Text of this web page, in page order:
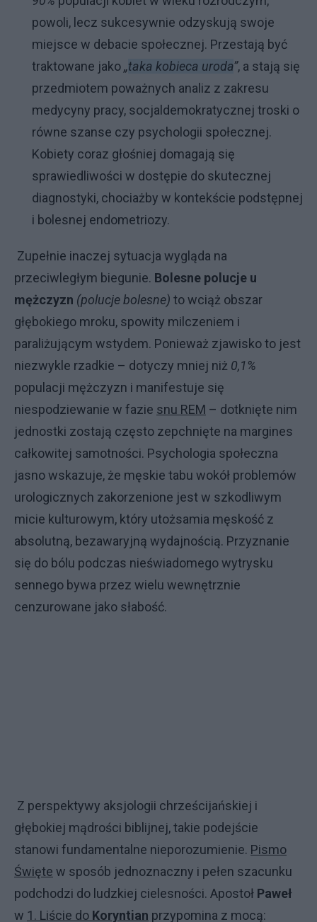
powoli, lecz sukcesywnie odzyskują swoje
miejsce w debacie społecznej. Przestają być
traktowane jako„taka kobieca uroda”, a stają się
przedmiotem poważnych analiz z zakresu
medycyny pracy, socjaldemokratycznej troski o
równe szanse czy psychologii społecznej.
Kobiety coraz głośniej domagają się
sprawiedliwości w dostępie do skutecznej
diagnostyki, chociażby w kontekście podstępnej
i bolesnej endometriozy.
Zupełnie inaczej sytuacja wygląda na
przeciwległym biegunie. Bolesne polucje u
mężczyzn (polucje bolesne) to wciąż obszar
głębokiego mroku, spowity milczeniem i
paraliżującym wstydem. Ponieważ zjawisko to jest
niezwykle rzadkie – dotyczy mniej niż 0,1%
populacji mężczyzn i manifestuje się
niespodziewanie w fazie snu REM – dotknięte nim
jednostki zostają często zepchnięte na margines
całkowitej samotności. Psychologia społeczna
jasno wskazuje, że męskie tabu wokół problemów
urologicznych zakorzenione jest w szkodliwym
micie kulturowym, który utożsamia męskość z
absolutną, bezawaryjną wydajnością. Przyznanie
się do bólu podczas nieświadomego wytrysku
sennego bywa przez wielu wewnętrznie
cenzurowane jako słabość.
Z perspektywy aksjologii chrześcijańskiej i
głębokiej mądrości biblijnej, takie podejście
stanowi fundamentalne nieporozumienie. Pismo
Święte w sposób jednoznaczny i pełen szacunku
podchodzi do ludzkiej cielesności. Apostoł Paweł
w 1. Liście do Koryntian przypomina z mocą: